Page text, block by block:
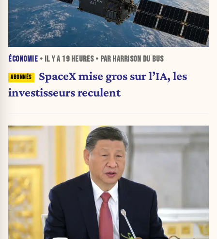
ÉCONOMIE • IL Y A 19 HEURES• PAR HARRISON DU BUS
SpaceX mise gros sur l’IA, les
investisseurs reculent